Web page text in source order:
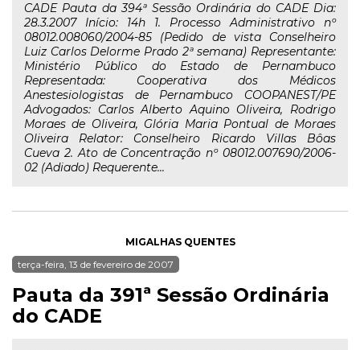
CADE Pauta da 394ª Sessão Ordinária do CADE Dia:
28.3.2007 Início: 14h 1. Processo Administrativo nº
08012.008060/2004-85 (Pedido de vista Conselheiro
Luiz Carlos Delorme Prado 2ª semana) Representante:
Ministério Público do Estado de Pernambuco
Representada: Cooperativa dos Médicos
Anestesiologistas de Pernambuco COOPANEST/PE
Advogados: Carlos Alberto Aquino Oliveira, Rodrigo
Moraes de Oliveira, Glória Maria Pontual de Moraes
Oliveira Relator: Conselheiro Ricardo Villas Bôas
Cueva 2. Ato de Concentração nº 08012.007690/2006-
02 (Adiado) Requerente...
MIGALHAS QUENTES
terça-feira, 13 de fevereiro de 2007
Pauta da 391ª Sessão Ordinária
do CADE